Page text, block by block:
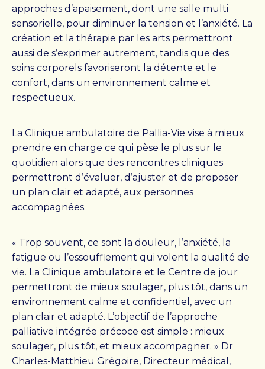
Rechercher :
approches d’apaisement, dont une salle multi
sensorielle, pour diminuer la tension et l’anxiété. La
création et la thérapie par les arts permettront
aussi de s’exprimer autrement, tandis que des
soins corporels favoriseront la détente et le
confort, dans un environnement calme et
respectueux.
La Clinique ambulatoire de Pallia-Vie vise à mieux
prendre en charge ce qui pèse le plus sur le
quotidien alors que des rencontres cliniques
permettront d’évaluer, d’ajuster et de proposer
un plan clair et adapté, aux personnes
accompagnées.
« Trop souvent, ce sont la douleur, l’anxiété, la
fatigue ou l’essoufflement qui volent la qualité de
vie. La Clinique ambulatoire et le Centre de jour
permettront de mieux soulager, plus tôt, dans un
environnement calme et confidentiel, avec un
plan clair et adapté. L’objectif de l’approche
palliative intégrée précoce est simple : mieux
soulager, plus tôt, et mieux accompagner. » Dr
Charles-Matthieu Grégoire, Directeur médical,